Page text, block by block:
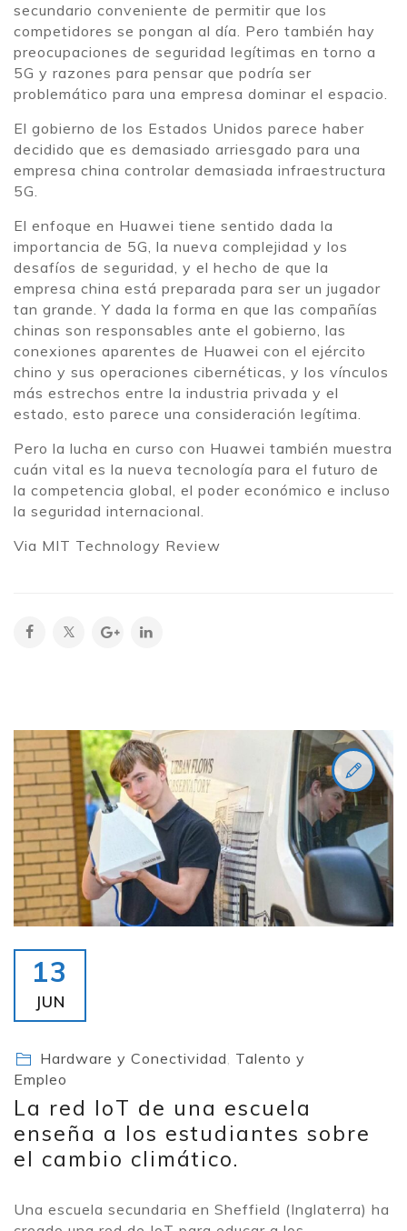
secundario conveniente de permitir que los
competidores se pongan al día. Pero también hay
preocupaciones de seguridad legítimas en torno a
5G y razones para pensar que podría ser
problemático para una empresa dominar el espacio.
El gobierno de los Estados Unidos parece haber
decidido que es demasiado arriesgado para una
empresa china controlar demasiada infraestructura
5G.
El enfoque en Huawei tiene sentido dada la
importancia de 5G, la nueva complejidad y los
desafíos de seguridad, y el hecho de que la
empresa china está preparada para ser un jugador
tan grande. Y dada la forma en que las compañías
chinas son responsables ante el gobierno, las
conexiones aparentes de Huawei con el ejército
chino y sus operaciones cibernéticas, y los vínculos
más estrechos entre la industria privada y el
estado, esto parece una consideración legítima.
Pero la lucha en curso con Huawei también muestra
cuán vital es la nueva tecnología para el futuro de
la competencia global, el poder económico e incluso
la seguridad internacional.
Via MIT Technology Review
13
JUN
Hardware y Conectividad, Talento y
Empleo
La red IoT de una escuela
enseña a los estudiantes sobre
el cambio climático.
Una escuela secundaria en Sheffield (Inglaterra) ha